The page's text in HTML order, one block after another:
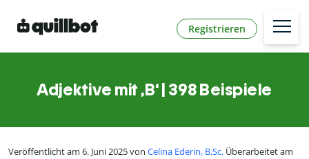
Registrieren
Adjektive mit ,B‘ | 398 Beispiele
Veröffentlicht am 6. Juni 2025 von Celina Ederin, B.Sc. Überarbeitet am